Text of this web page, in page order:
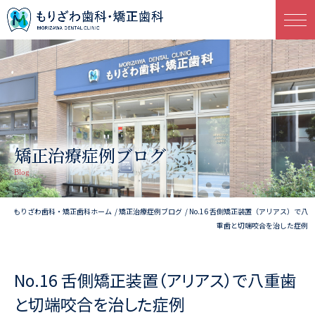
矯正治療症例ブログ
Blog
もりざわ歯科・矯正歯科ホーム 矯正治療症例ブログ
No.16 舌側矯正装置（アリアス）で八
重歯と切端咬合を治した症例
No.16 舌側矯正装置（アリアス）で八重歯
と切端咬合を治した症例